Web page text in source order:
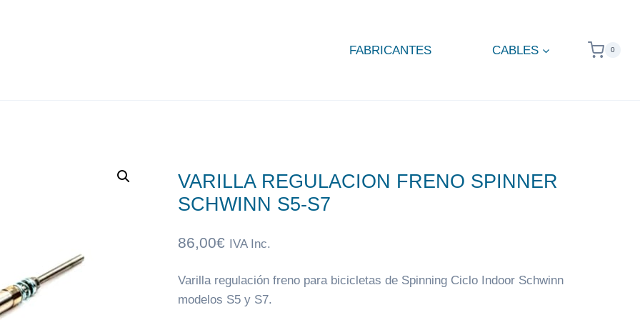
FABRICANTES CABLES 0
VARILLA REGULACION FRENO SPINNER
SCHWINN S5-S7
86,00€ IVA Inc.
Varilla regulación freno para bicicletas de Spinning Ciclo Indoor Schwinn
modelos S5 y S7.